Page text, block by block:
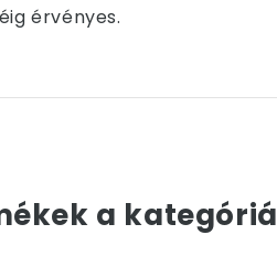
érvényes.
a